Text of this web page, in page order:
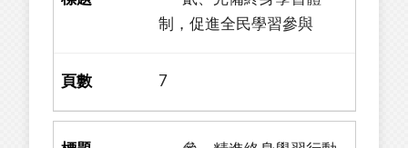
制，促進全民學習參與
7